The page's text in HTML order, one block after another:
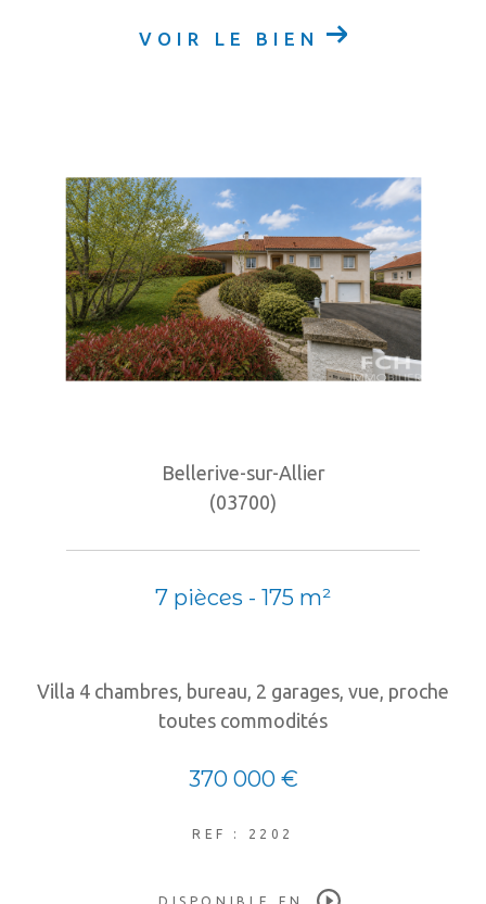
VOIR LE BIEN
Bellerive-sur-Allier
(03700)
7 pièces - 175 m²
Villa 4 chambres, bureau, 2 garages, vue, proche
toutes commodités
370 000 €
REF : 2202